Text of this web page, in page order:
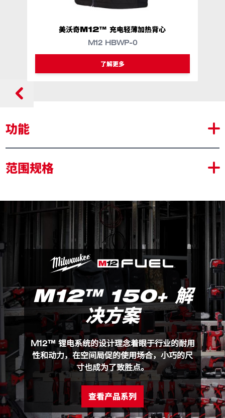
美沃奇M12™ 充电轻薄加热背心
M12 HBWP-0​
了解更多
功能
搭配美沃奇M12B2电池，最长加热时间可达8小时​
重新设计的 AXIS Ripstop 聚酯纤维材质防止裂口扩张，
在易磨损的位置加强来防止磨损​
100%​ 聚酯材料提供优秀的保温性能，且不增加体积​
范围规格
M12™ 150+ 解
决方案
M12™ 锂电系统的设计理念着眼于行业的耐用
性和动力，在空间局促的使用场合，小巧的尺
寸也成为了致胜点。
查看产品系列